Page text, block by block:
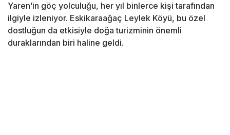
Yaren’in göç yolculuğu, her yıl binlerce kişi tarafından
ilgiyle izleniyor. Eskikaraağaç Leylek Köyü, bu özel
dostluğun da etkisiyle doğa turizminin önemli
duraklarından biri haline geldi.